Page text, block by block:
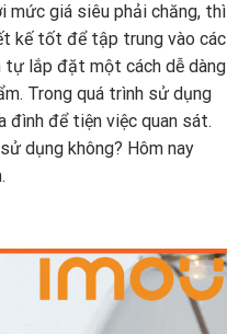
mức giá siêu phải chăng, thì
kế tốt để tập trung vào các
lắp đặt một cách dễ dàng
Trong quá trình sử dụng
đình để tiện việc quan sát.
dụng không? Hôm nay